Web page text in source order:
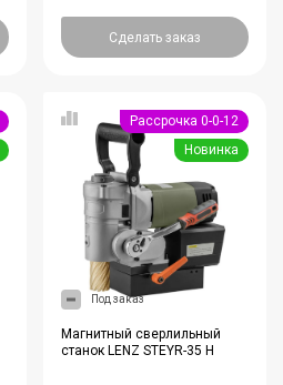
Сделать заказ
Рассрочка 0-0-12
Новинка
Под заказ
Магнитный сверлильный
станок LENZ STEYR-35 H